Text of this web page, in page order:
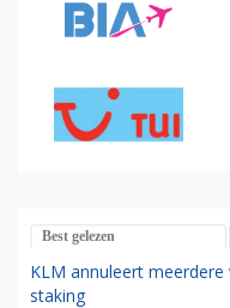
Best gelezen
KLM annuleert
staking